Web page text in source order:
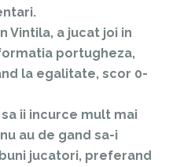
Vintila, a jucat joi in
portugheza,
la egalitate, scor 0-
ii incurce mult mai
au de gand sa-i
jucatori, preferand